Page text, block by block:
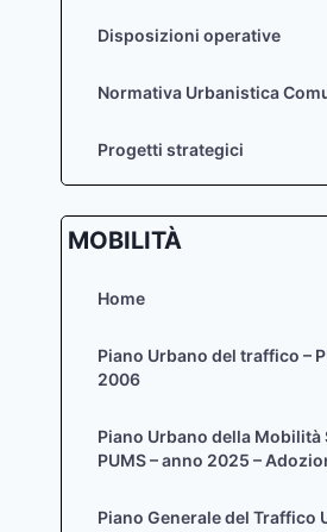
Disposizioni operative
Normativa Urbanistica
Progetti strategici
MOBILITÀ
Home
Piano Urbano del traffico –
2006
Piano Urbano della Mobilità
PUMS – anno 2025 –
Piano Generale del Traffico